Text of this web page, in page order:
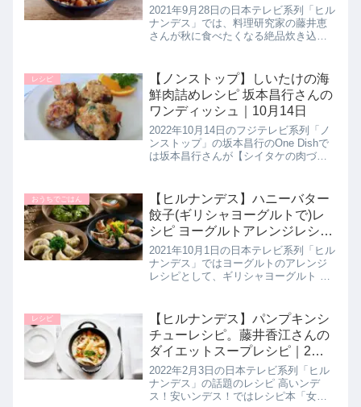
2021年9月28日の日本テレビ系列「ヒル
ナンデス」では、料理研究家の藤井恵
さんが秋に食べたくなる絶品炊き込み
しく紹介します。>>ヒルナンデス記事
一覧はこちら▼同日に紹介さ...
レシピ
【ノンストップ】しいたけの海
鮮肉詰めレシピ 坂本昌行さんの
ワンディッシュ｜10月14日
2022年10月14日のフジテレビ系列「ノ
ンストップ」の坂本昌行のOne Dishで
は坂本昌行さんが【シイタケの肉づ
ロとしたホタテを加えた食べごたえバ
ツグンの和風の上品な１...
おうちでごはん
【ヒルナンデス】ハニーバター
餃子(ギリシャヨーグルトで)レ
シピ ヨーグルトアレンジレシピ
｜10月1日
2021年10月1日の日本テレビ系列「ヒル
ナンデス」ではヨーグルトのアレンジ
レシピとして、ギリシャヨーグルト パ
たので詳しく紹介します。>>ヒルナン
デス記事一覧はこちら...
レシピ
【ヒルナンデス】パンプキンシ
チューレシピ。藤井香江さんの
ダイエットスープレシピ｜2月3
日
2022年2月3日の日本テレビ系列「ヒル
ナンデス」の話題のレシピ 高いンデ
ス！安いンデス！ではレシピ本「女性